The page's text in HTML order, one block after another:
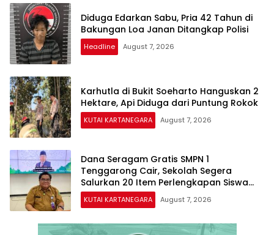
Diduga Edarkan Sabu, Pria 42 Tahun di
Bakungan Loa Janan Ditangkap Polisi
Headline August 7, 2026
Karhutla di Bukit Soeharto Hanguskan 2
Hektare, Api Diduga dari Puntung Rokok
KUTAI KARTANEGARA August 7, 2026
Dana Seragam Gratis SMPN 1
Tenggarong Cair, Sekolah Segera
Salurkan 20 Item Perlengkapan Siswa
Baru
KUTAI KARTANEGARA August 7, 2026